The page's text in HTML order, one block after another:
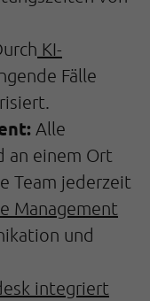
KI-
Fälle
Alle
an einem Ort
Team jederzeit
Management
und
integriert